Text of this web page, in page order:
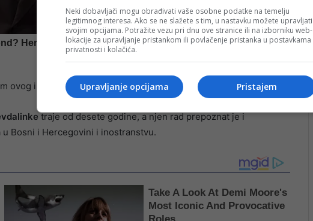
ovog inspirativnog putovanja.
traje od desete godine, a njen rad prepoznat je i
Bosni i Hercegovini i inostranstvu.
Neki dobavljači mogu obrađivati vaše osobne podatke na temelju
legitimnog interesa. Ako se ne slažete s tim, u nastavku možete upravljati
svojim opcijama. Potražite vezu pri dnu ove stranice ili na izborniku web-
lokacije za upravljanje pristankom ili povlačenje pristanka u postavkama
privatnosti i kolačića.
Pristajem
Upravljanje opcijama